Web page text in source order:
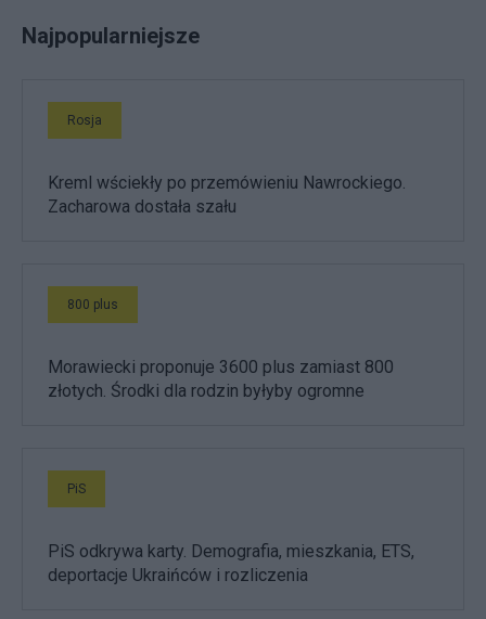
Najpopularniejsze
Rosja
Kreml wściekły po przemówieniu Nawrockiego.
Zacharowa dostała szału
800 plus
Morawiecki proponuje 3600 plus zamiast 800
złotych. Środki dla rodzin byłyby ogromne
PiS
PiS odkrywa karty. Demografia, mieszkania, ETS,
deportacje Ukraińców i rozliczenia